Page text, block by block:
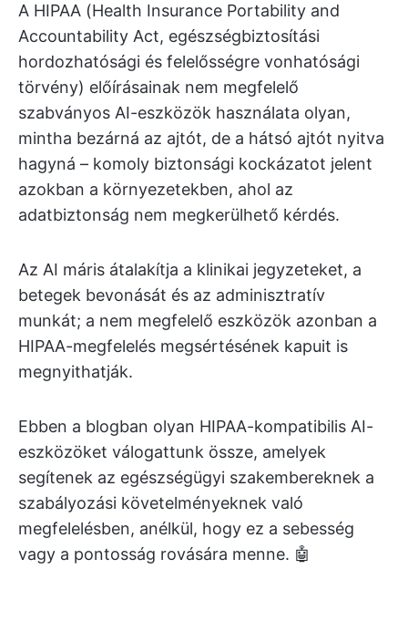
A HIPAA (Health Insurance Portability and
Accountability Act, egészségbiztosítási
hordozhatósági és felelősségre vonhatósági
törvény) előírásainak nem megfelelő
szabványos AI-eszközök használata olyan,
mintha bezárná az ajtót, de a hátsó ajtót nyitva
hagyná – komoly biztonsági kockázatot jelent
azokban a környezetekben, ahol az
adatbiztonság nem megkerülhető kérdés.
Az AI máris átalakítja a klinikai jegyzeteket, a
betegek bevonását és az adminisztratív
munkát; a nem megfelelő eszközök azonban a
HIPAA-megfelelés megsértésének kapuit is
megnyithatják.
Ebben a blogban olyan HIPAA-kompatibilis AI-
eszközöket válogattunk össze, amelyek
segítenek az egészségügyi szakembereknek a
szabályozási követelményeknek való
megfelelésben, anélkül, hogy ez a sebesség
vagy a pontosság rovására menne. 🤖